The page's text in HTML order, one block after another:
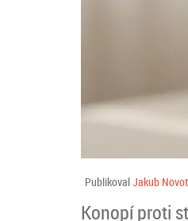
PublikovalJakub
Konopí proti